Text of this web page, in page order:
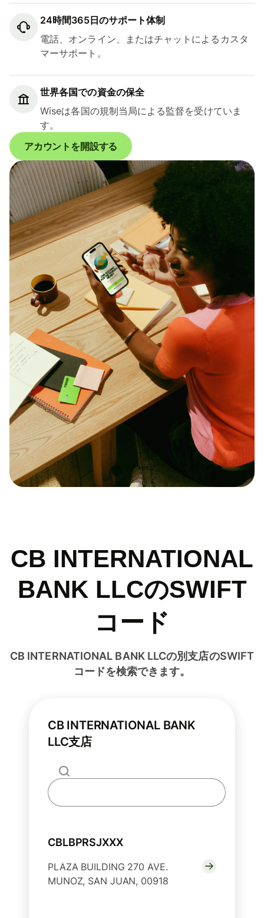
24時間365日のサポート体制
電話、オンライン、またはチャットによるカスタ
マーサポート。
世界各国での資金の保全
Wiseは各国の規制当局による監督を受けていま
す。
アカウントを開設する
CB INTERNATIONAL
BANK LLCのSWIFT
コード
CB INTERNATIONAL BANK LLCの別支店のSWIFT
コードを検索できます。
CB INTERNATIONAL BANK
LLC支店
CBLBPRSJXXX
PLAZA BUILDING 270 AVE.
MUNOZ, SAN JUAN, 00918